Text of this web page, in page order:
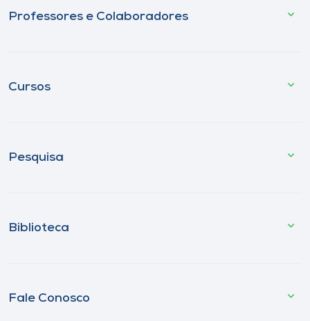
Professores e Colaboradores
Cursos
Pesquisa
Biblioteca
Fale Conosco